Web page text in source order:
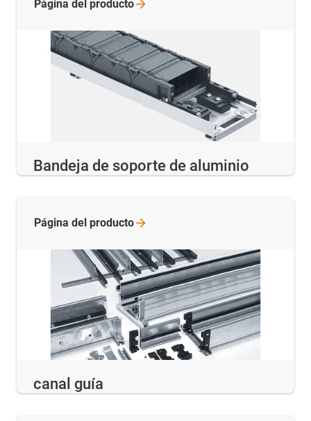
Bandeja de soporte de aluminio
Página del producto
canal guía
Página del producto